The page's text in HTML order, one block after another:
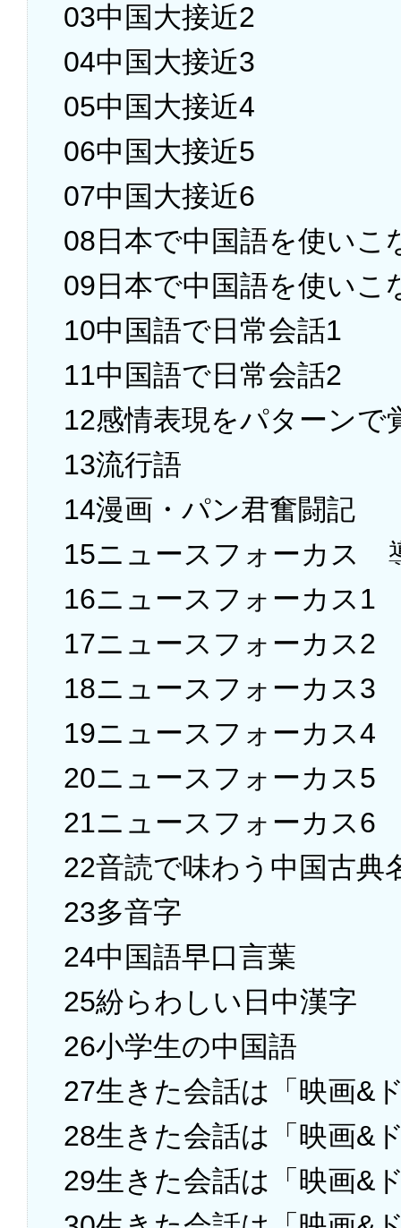
03中国大接近2
04中国大接近3
05中国大接近4
06中国大接近5
07中国大接近6
08日本で中国語を使いこ
09日本で中国語を使いこ
10中国語で日常会話1
11中国語で日常会話2
12感情表現をパターンで
13流行語
14漫画・パン君奮闘記
15ニュースフォーカス
16ニュースフォーカス1
17ニュースフォーカス2
18ニュースフォーカス3
19ニュースフォーカス4
20ニュースフォーカス5
21ニュースフォーカス6
22音読で味わう中国古典
23多音字
24中国語早口言葉
25紛らわしい日中漢字
26小学生の中国語
27生きた会話は「映画&
28生きた会話は「映画&
29生きた会話は「映画&